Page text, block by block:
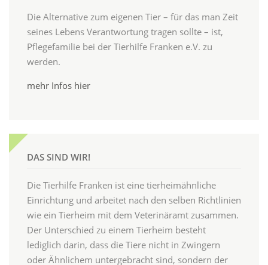
Die Alternative zum eigenen Tier – für das man Zeit
seines Lebens Verantwortung tragen sollte – ist,
Pflegefamilie bei der Tierhilfe Franken e.V. zu
werden.
mehr Infos hier
DAS SIND WIR!
Die Tierhilfe Franken ist eine tierheimähnliche
Einrichtung und arbeitet nach den selben Richtlinien
wie ein Tierheim mit dem Veterinäramt zusammen.
Der Unterschied zu einem Tierheim besteht
lediglich darin, dass die Tiere nicht in Zwingern
oder Ähnlichem untergebracht sind, sondern der